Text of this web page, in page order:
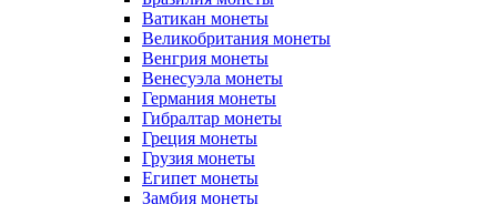
Ватикан монеты
Великобритания монеты
Венгрия монеты
Венесуэла монеты
Германия монеты
Гибралтар монеты
Греция монеты
Грузия монеты
Египет монеты
Замбия монеты